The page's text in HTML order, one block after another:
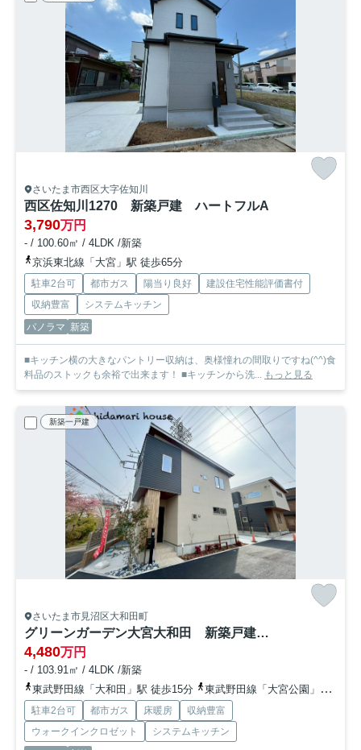
さいたま市西区大字佐知川
西区佐知川1270 新築戸建 ハートフルA
3,790万円
- / 100.60㎡ / 4LDK /新築
京浜東北線「大宮」駅 徒歩65分
駐車2台可 都市ガス 陽当り良好
建設住宅性能評価書付
収納豊富
システムキッチン
パノラマ 新築
■キッチン横の大きなパントリー収納は、奥様憧れの間取りですね(^^)食
料品のストックも余裕で出来ます！ ■キッチンから洗...
もっと見る
新築一戸建
さいたま市見沼区大和田町
グリーンガーデン大宮大和田 新築戸建 A
4,480万円
- / 103.91㎡ / 4LDK /新築
東武野田線「大和田」駅 徒歩15分
東武野田線「大宮公園」駅 徒歩24分
駐車2台可 都市ガス 床暖房
収納豊富
ウォークインクロゼット
システムキッチン